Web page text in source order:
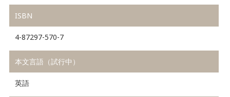
ISBN
4-87297-570-7
本文言語（試行中）
英語